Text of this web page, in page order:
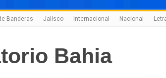
Banderas Jalisco Internacional Nacional